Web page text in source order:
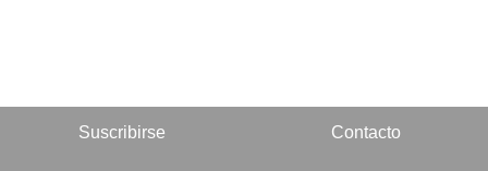
Suscribirse Contacto